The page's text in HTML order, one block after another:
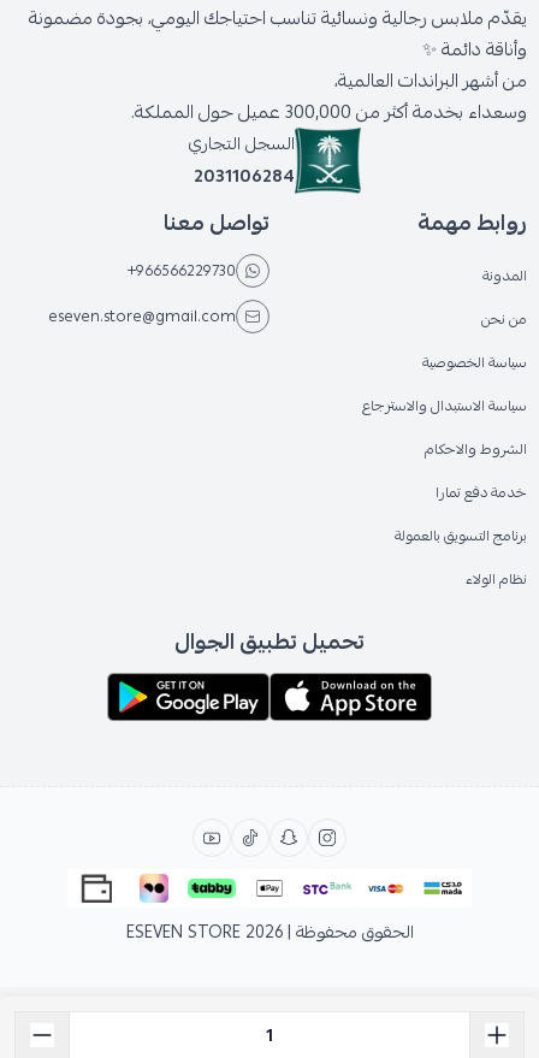
يقدّم ملابس رجالية ونسائية تناسب احتياجك اليومي، بجودة مضمونة
وأناقة دائمة ✨
من أشهر البراندات العالمية،
وسعداء بخدمة أكثر من 300,000 عميل حول المملكة.
السجل التجاري
2031106284
روابط مهمة
المدونة
من نحن
سياسة الخصوصية
سياسة الاستبدال والاسترجاع
الشروط والاحكام
خدمة دفع تمارا
برنامج التسويق بالعمولة
نظام الولاء
تواصل معنا
+966566229730
eseven.store@gmail.com
تحميل تطبيق الجوال
الحقوق محفوظة | 2026 ESEVEN STORE